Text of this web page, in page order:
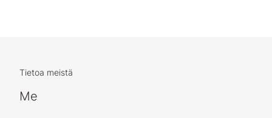
Tietoa meistä
Me